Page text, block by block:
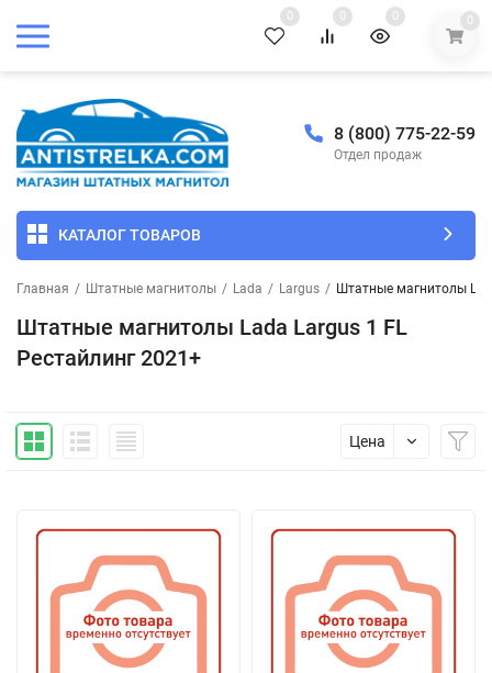
0 0 0 0
8 (800) 775-22-59
Отдел продаж
КАТАЛОГ ТОВАРОВ
Главная / Штатные магнитолы / Lada / Largus / Штатные магнитолы
Штатные магнитолы Lada Largus 1 FL
Рестайлинг 2021+
Цена